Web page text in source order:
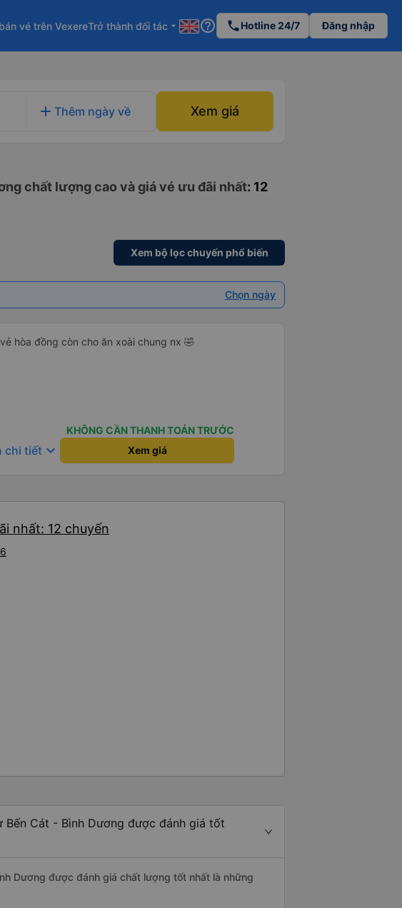
vé trên VexereTrở thành đối tác arrow_drop_down help_outline phoneHotline 24/7 Đăng nhập
add Thêm ngày về Xem giá
chất lượng cao và giá vé ưu đãi nhất: 12
Xem bộ lọc chuyến phổ biến
Chọn ngày
hòa đồng còn cho ăn xoài chung nx 🤣
KHÔNG CẦN THANH TOÁN TRƯỚC
chi tiết keyboard_arrow_down Xem giá
nhất: 12 chuyến
Cát - Bình Dương được đánh giá tốt
Dương được đánh giá chất lượng tốt nhất là những